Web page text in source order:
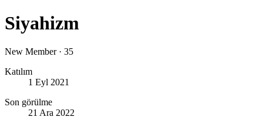
Siyahizm
New Member · 35
Katılım
1 Eyl 2021
Son görülme
21 Ara 2022